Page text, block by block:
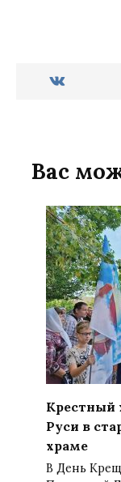
Вас
Крестный
Руси в
храме
В День